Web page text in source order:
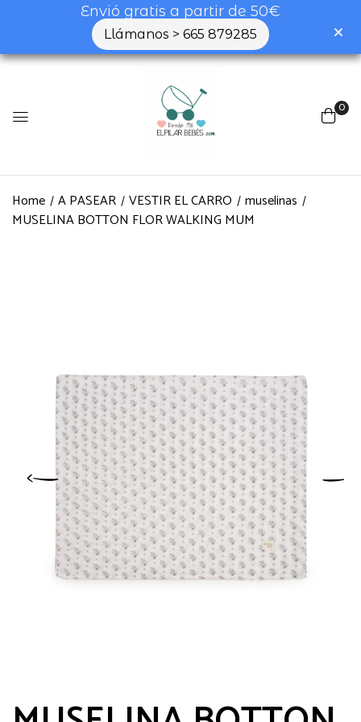
Envió gratis a partir de 50€
Llámanos > 665 879285
0
Home A PASEAR VESTIR EL CARRO
muselinas
MUSELINA BOTTON FLOR WALKING MUM